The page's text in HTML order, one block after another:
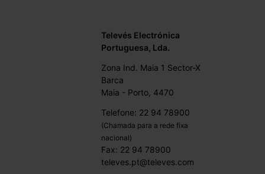
Televés Electrónica
Portuguesa, Lda.
Zona Ind. Maia 1 Sector-X
Barca
Maia - Porto, 4470
Telefone: 22 94 78900
(Chamada para a rede fixa
nacional)
Fax: 22 94 78900
televes.pt@televes.com